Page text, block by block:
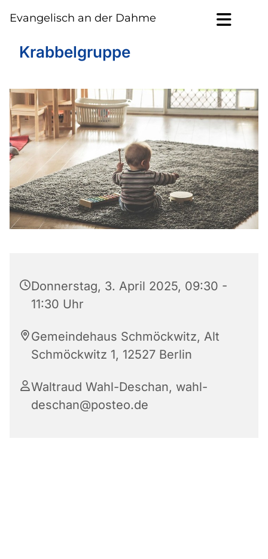
Evangelisch an der Dahme
Krabbelgruppe
Donnerstag, 3. April 2025, 09:30 -
11:30 Uhr
Gemeindehaus Schmöckwitz, Alt
Schmöckwitz 1, 12527 Berlin
Waltraud Wahl-Deschan, wahl-
deschan@posteo.de